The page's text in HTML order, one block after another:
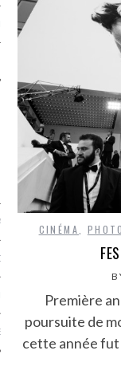
CARAVELLE
PODCAST
CINÉMA,
Première
poursuite de
cette année fut